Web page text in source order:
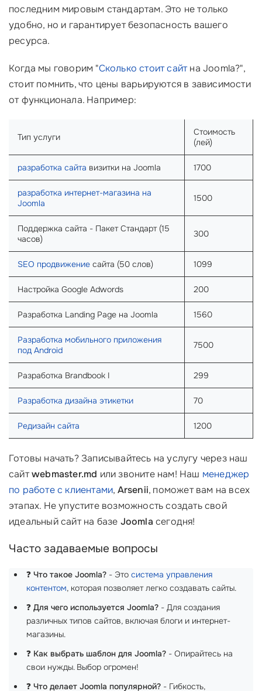
последним мировым стандартам. Это не только
удобно, но и гарантирует безопасность вашего
ресурса.
Когда мы говорим "Сколько стоит сайтна Joomla?",
стоит помнить, что цены варьируются в зависимости
от функционала. Например:
Тип услуги
Стоимость
(лей)
разработка сайта визитки на Joomla 1700
разработка интернет-магазина на
Joomla
1500
Поддержка сайта - Пакет Стандарт (15
часов)
300
SEO продвижение сайта (50 слов) 1099
Настройка Google Adwords 200
Разработка Landing Page на Joomla 1560
Разработка мобильного приложения
под Android
7500
Разработка Brandbook I 299
Разработка дизайна этикетки 70
Редизайн сайта 1200
Готовы начать? Записывайтесь на услугу через наш
сайтwebmaster.md или звоните нам! Наш менеджер
по работе с клиентами, Arsenii, поможет вам на всех
этапах. Не упустите возможность создать свой
идеальный сайт на базе Joomla сегодня!
Часто задаваемые вопросы
❓ Что такое Joomla? - Это система управления
контентом, которая позволяет легко создавать сайты.
❓ Для чего используется Joomla? - Для создания
различных типов сайтов, включая блоги и интернет-
магазины.
❓ Как выбрать шаблон для Joomla? - Опирайтесь на
свои нужды. Выбор огромен!
❓ Что делает Joomla популярной? - Гибкость,